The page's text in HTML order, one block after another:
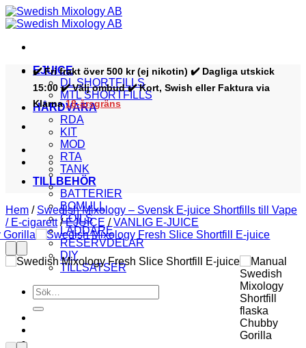
Skip
to
EJUICE
DL SHORTFILLS
MTL SHORTFILLS
HÅRDVARA
RDA
KIT
MOD
RTA
TANK
TILLBEHÖR
BATTERIER
BOMULL
COILS
LADDARE
RESERVDELAR
DIY
TILLSATSER
Sök
efter:
✔️ Fri frakt över 500 kr (ej nikotin) ✔️ Dagliga utskick
15:00 ✔️ Välj ombud ✔️ Kort, Swish eller Faktura via
Klarna18-årsgräns
Hem / Swedish Mixology – Svensk E-juice Shortfills till Vape
/ E-cigarett / EJUICE / VANLIG E-JUICE